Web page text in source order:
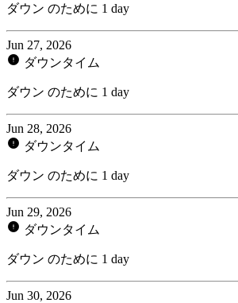
ダウン のために 1 day
Jun 27, 2026
ダウンタイム
ダウン のために 1 day
Jun 28, 2026
ダウンタイム
ダウン のために 1 day
Jun 29, 2026
ダウンタイム
ダウン のために 1 day
Jun 30, 2026